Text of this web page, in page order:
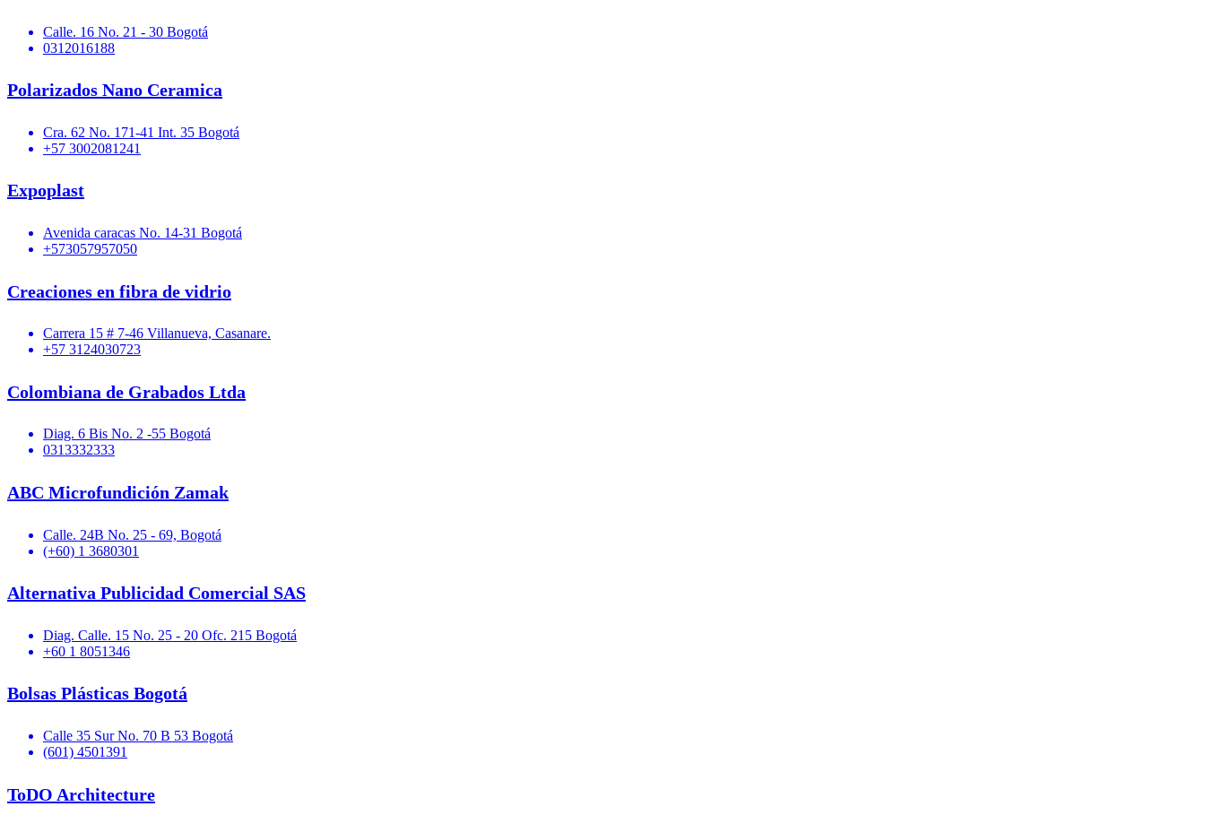
Calle. 16 No. 21 - 30 Bogotá
0312016188
Polarizados Nano Ceramica
Cra. 62 No. 171-41 Int. 35 Bogotá
+57 3002081241
Expoplast
Avenida caracas No. 14-31 Bogotá
+573057957050
Creaciones en fibra de vidrio
Carrera 15 # 7-46 Villanueva, Casanare.
+57 3124030723
Colombiana de Grabados Ltda
Diag. 6 Bis No. 2 -55 Bogotá
0313332333
ABC Microfundición Zamak
Calle. 24B No. 25 - 69, Bogotá
(+60) 1 3680301
Alternativa Publicidad Comercial SAS
Diag. Calle. 15 No. 25 - 20 Ofc. 215 Bogotá
+60 1 8051346
Bolsas Plásticas Bogotá
Calle 35 Sur No. 70 B 53 Bogotá
(601) 4501391
ToDO Architecture